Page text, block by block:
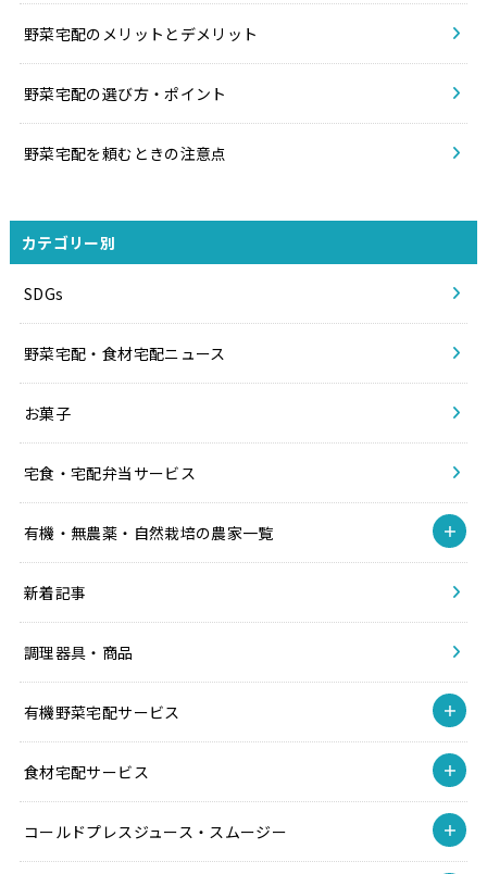
野菜宅配のメリットとデメリット
野菜宅配の選び方・ポイント
野菜宅配を頼むときの注意点
カテゴリー別
SDGs
野菜宅配・食材宅配ニュース
お菓子
宅食・宅配弁当サービス
有機・無農薬・自然栽培の農家一覧
新着記事
調理器具・商品
有機野菜宅配サービス
食材宅配サービス
コールドプレスジュース・スムージー